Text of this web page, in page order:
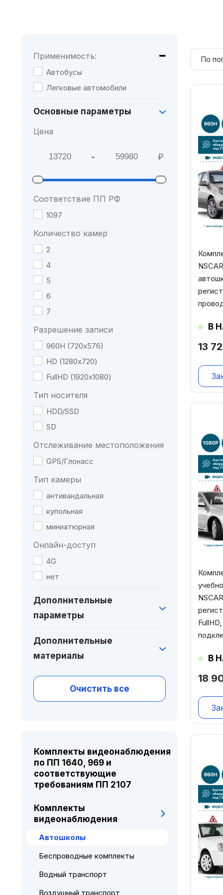
13
В
18
В
Применимость:
Автобусы
Легковые автомобили
Основные параметры
Цена
- ₽
Соответствие ПП РФ
1097
Количество камер
2
4
5
6
7
Разрешение записи
960Н (720х576)
HD (1280х720)
FullHD (1920х1080)
Тип носителя
HDD/SSD
SD
Отслеживание местоположения
GPS/Глонасс
Тип камеры
антивандальная
купольная
миниатюрная
Онлайн-доступ
4G
нет
Дополнительные
параметры
Дополнительные
материалы
Очистить все
Комплекты видеонаблюдения
по ПП 1640, 969 и
соответствующие
требованиям ПП 2107
Комплекты
видеонаблюдения
Автошколы
Беспроводные комплекты
Водный транспорт
Воздушный транспорт